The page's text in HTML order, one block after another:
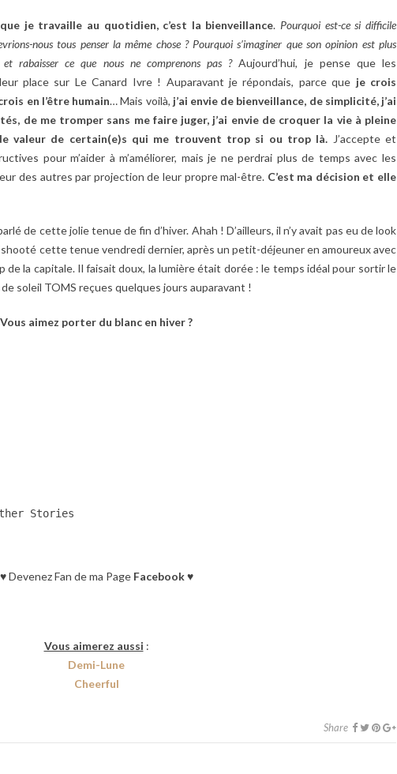
je travaille au quotidien, c’est la bienveillance. Pourquoi est-ce si difficile
nous tous penser la même chose ? Pourquoi s’imaginer que son opinion est plus
rabaisser ce que nous ne comprenons pas ?Aujourd’hui, je pense que les
place sur Le Canard Ivre ! Auparavant je répondais, parce que je crois
en l’être humain… Mais voilà, j’ai envie de bienveillance, de simplicité, j’ai
de me tromper sans me faire juger, j’ai envie de croquer la vie à pleine
valeur de certain(e)s qui me trouvent trop si ou trop là. J’accepte et
pour m’aider à m’améliorer, mais je ne perdrai plus de temps avec les
des autres par projection de leur propre mal-être. C’est ma décision et elle
de cette jolie tenue de fin d’hiver. Ahah ! D’ailleurs, il n’y avait pas eu de look
shooté cette tenue vendredi dernier, après un petit-déjeuner en amoureux avec
de la capitale. Il faisait doux, la lumière était dorée : le temps idéal pour sortir le
soleil TOMS reçues quelques jours auparavant !
Vous aimez porter du blanc en hiver ?
Stories
♥ Devenez Fan de ma Page Facebook♥
Vous aimerez aussi :
Demi-Lune
Cheerful
Share